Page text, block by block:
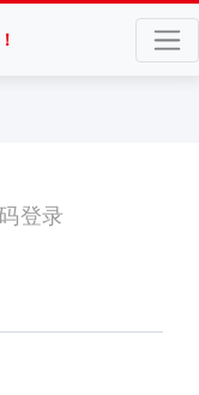
登录